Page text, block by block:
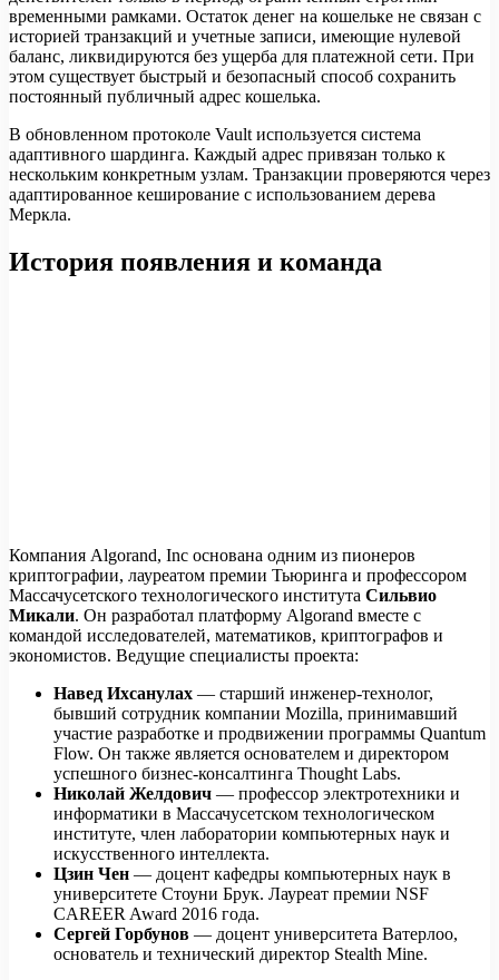
временными рамками. Остаток денег на кошельке не связан с
историей транзакций и учетные записи, имеющие нулевой
баланс, ликвидируются без ущерба для платежной сети. При
этом существует быстрый и безопасный способ сохранить
постоянный публичный адрес кошелька.
В обновленном протоколе Vault используется система
адаптивного шардинга. Каждый адрес привязан только к
нескольким конкретным узлам. Транзакции проверяются через
адаптированное кеширование с использованием дерева
Меркла.
История появления и команда
Компания Algorand, Inc основана одним из пионеров
криптографии, лауреатом премии Тьюринга и профессором
Массачусетского технологического института Сильвио
Микали. Он разработал платформу Algorand вместе с
командой исследователей, математиков, криптографов и
экономистов. Ведущие специалисты проекта:
Навед Ихсанулах — старший инженер-технолог,
бывший сотрудник компании Mozilla, принимавший
участие разработке и продвижении программы Quantum
Flow. Он также является основателем и директором
успешного бизнес-консалтинга Thought Labs.
Николай Желдович — профессор электротехники и
информатики в Массачусетском технологическом
институте, член лаборатории компьютерных наук и
искусственного интеллекта.
Цзин Чен — доцент кафедры компьютерных наук в
университете Стоуни Брук. Лауреат премии NSF
CAREER Award 2016 года.
Сергей Горбунов — доцент университета Ватерлоо,
основатель и технический директор Stealth Mine.